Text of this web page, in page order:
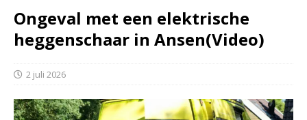
Ongeval met een elektrische
heggenschaar in Ansen(Video)
2 juli 2026